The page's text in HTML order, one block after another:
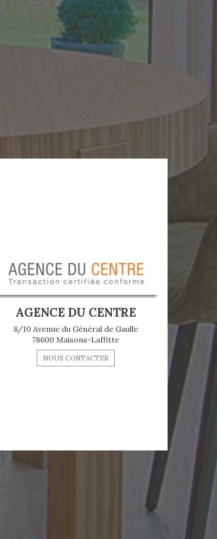
AGENCE DU CENTRE
8/10 Avenue du Général de Gaulle
78600 Maisons-Laffitte
NOUS CONTACTER